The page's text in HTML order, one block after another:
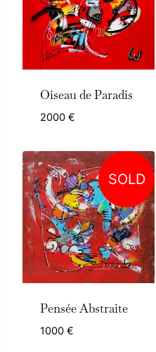
Oiseau de Paradis
2000 €
SOLD
Pensée Abstraite
1000 €